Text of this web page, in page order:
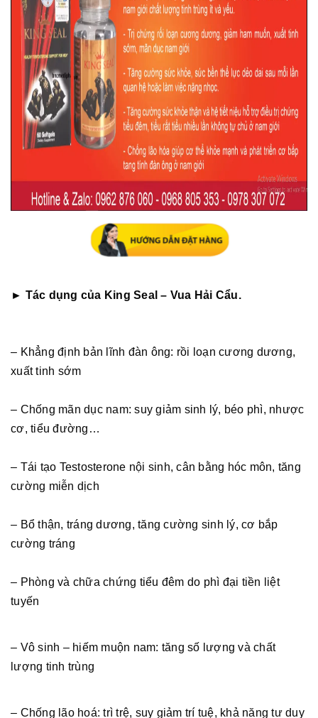
► Tác dụng của King Seal – Vua Hải Cẩu.
– Khẳng định bản lĩnh đàn ông: rồi loạn cương dương,
xuất tinh sớm
– Chống mãn dục nam: suy giảm sinh lý, béo phì, nhược
cơ, tiểu đường…
– Tái tạo Testosterone nội sinh, cân bằng hóc môn, tăng
cường miễn dịch
– Bổ thận, tráng dương, tăng cường sinh lý, cơ bắp
cường tráng
– Phòng và chữa chứng tiểu đêm do phì đại tiền liệt
tuyến
– Vô sinh – hiếm muộn nam: tăng số lượng và chất
lượng tinh trùng
– Chống lão hoá: trì trệ, suy giảm trí tuệ, khả năng tư duy